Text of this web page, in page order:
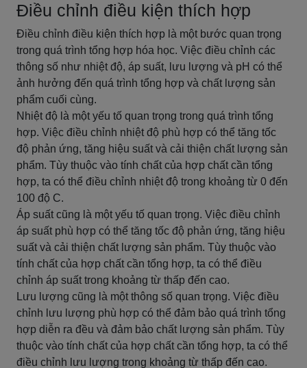
Điều chỉnh điều kiện thích hợp
Điều chỉnh điều kiện thích hợp là một bước quan trọng
trong quá trình tổng hợp hóa học. Việc điều chỉnh các
thông số như nhiệt độ, áp suất, lưu lượng và pH có thể
ảnh hưởng đến quá trình tổng hợp và chất lượng sản
phẩm cuối cùng.
Nhiệt độ là một yếu tố quan trọng trong quá trình tổng
hợp. Việc điều chỉnh nhiệt độ phù hợp có thể tăng tốc
độ phản ứng, tăng hiệu suất và cải thiện chất lượng sản
phẩm. Tùy thuộc vào tính chất của hợp chất cần tổng
hợp, ta có thể điều chỉnh nhiệt độ trong khoảng từ 0 đến
100 độ C.
Áp suất cũng là một yếu tố quan trọng. Việc điều chỉnh
áp suất phù hợp có thể tăng tốc độ phản ứng, tăng hiệu
suất và cải thiện chất lượng sản phẩm. Tùy thuộc vào
tính chất của hợp chất cần tổng hợp, ta có thể điều
chỉnh áp suất trong khoảng từ thấp đến cao.
Lưu lượng cũng là một thông số quan trọng. Việc điều
chỉnh lưu lượng phù hợp có thể đảm bảo quá trình tổng
hợp diễn ra đều và đảm bảo chất lượng sản phẩm. Tùy
thuộc vào tính chất của hợp chất cần tổng hợp, ta có thể
điều chỉnh lưu lượng trong khoảng từ thấp đến cao.